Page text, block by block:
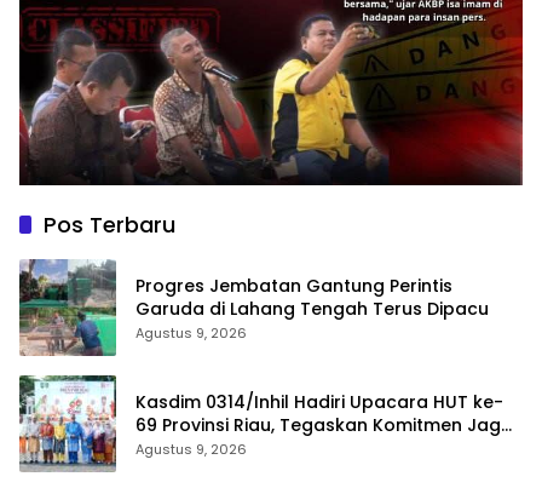
Pos Terbaru
Progres Jembatan Gantung Perintis
Garuda di Lahang Tengah Terus Dipacu
Agustus 9, 2026
Kasdim 0314/Inhil Hadiri Upacara HUT ke-
69 Provinsi Riau, Tegaskan Komitmen Jaga
Persatuan dan Pembangunan
Agustus 9, 2026